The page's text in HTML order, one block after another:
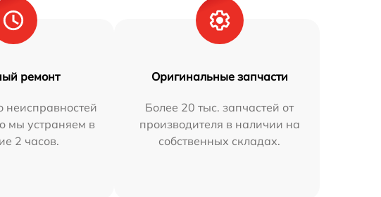
ремонт
неисправностей
мы устраняем в
2 часов.
Оригинальные запчасти
Более 20 тыс. запчастей от
производителя в наличии на
собственных складах.